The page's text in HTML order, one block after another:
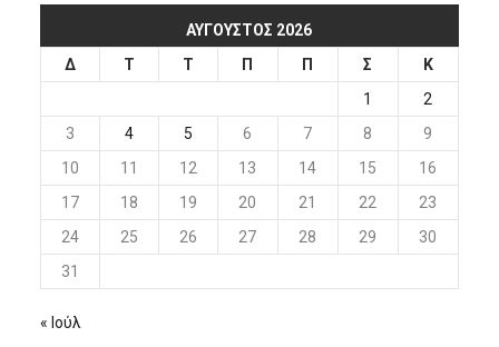
ΑΎΓΟΥΣΤΟΣ 2026
Δ
Τ Τ Π Π Σ
Κ
1
2
3
4 5 6 7 8
9
10
11 12 13 14 15
16
17
18 19 20 21 22
23
24
25 26 27 28 29
30
31
« Ιούλ